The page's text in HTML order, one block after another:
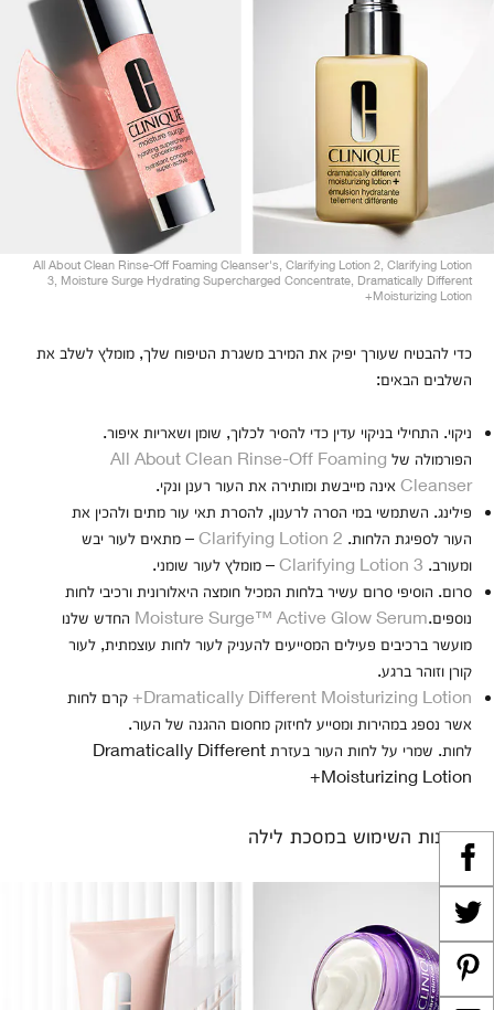
All About Clean Rinse-Off Foaming Cleanser's, Clarifying Lotion 2, Clarifying Lotion
3, Moisture Surge Hydrating Supercharged Concentrate, Dramatically Different
Moisturizing Lotion+
כדי להבטיח שעורך יפיק את המירב משגרת הטיפוח שלך, מומלץ לשלב את
השלבים הבאים:
ניקוי. התחילי בניקוי עדין כדי להסיר לכלוך, שומן ושאריות איפור.
הפורמולה של All About Clean Rinse-Off Foaming
Cleanser אינה מייבשת ומותירה את העור רענן ונקי.
פילינג. השתמשי במי הסרה לרענון, להסרת תאי עור מתים ולהכין את
העור לספיגת הלחות. Clarifying Lotion 2 – מתאים לעור יבש
ומעורב. Clarifying Lotion 3 – מומלץ לעור שומני.
סרום. הוסיפי סרום עשיר בלחות המכיל חומצה היאלורונית ורכיבי לחות
נוספים.Moisture Surge™ Active Glow Serum החדש שלנו
מועשר ברכיבים פעילים המסייעים להעניק לעור לחות עוצמתית, לעור
קורן וזוהר ברגע.
Dramatically Different Moisturizing Lotion+
קרם לחות
אשר נספג במהירות ומסייע לחיזוק מחסום ההגנה של העור.
לחות. שמרי על לחות העור בעזרת Dramatically Different
Moisturizing Lotion+
יתרונות השימוש במסכת לילה